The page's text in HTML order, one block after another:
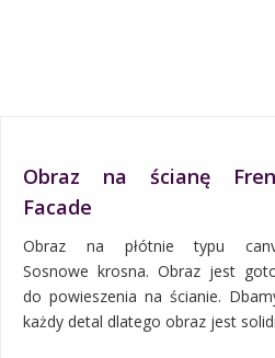
Obraz na ścianę
Facade
Obraz na płótnie typu
Sosnowe krosna. Obraz jest
do powieszenia na ścianie.
każdy detal dlatego obraz jest